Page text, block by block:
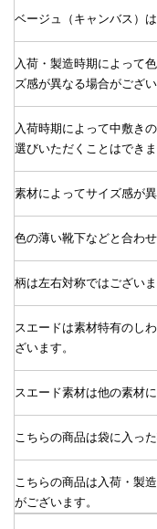
ベージュ（キャンバス）
入荷・製造時期によって
ズ感が異なる場合がござい
入荷時期によって中敷き
選びいただくことはでき
素材によってサイズ感が
色の薄い靴下などと合わ
柄は左右対称ではございま
スエードは素材特有のし
ざいます。
スエード素材は他の素材
こちらの商品は袋に入っ
こちらの商品は入荷・製
がございます。